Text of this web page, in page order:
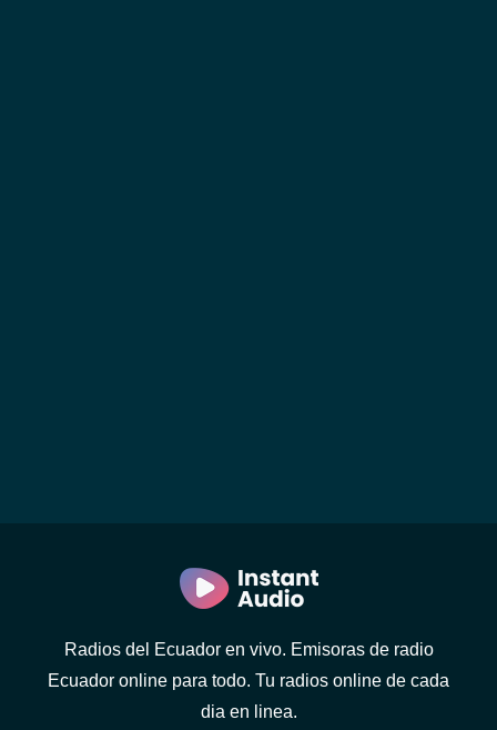
Radios del Ecuador en vivo. Emisoras de radio
Ecuador online para todo. Tu radios online de cada
dia en linea.